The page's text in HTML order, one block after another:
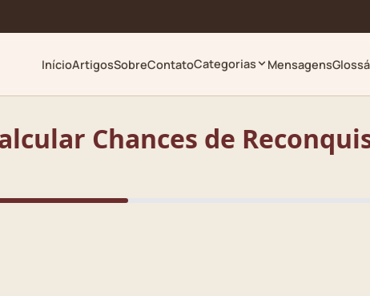
InícioArtigosSobreContatoCategorias Mensagens
Chances de